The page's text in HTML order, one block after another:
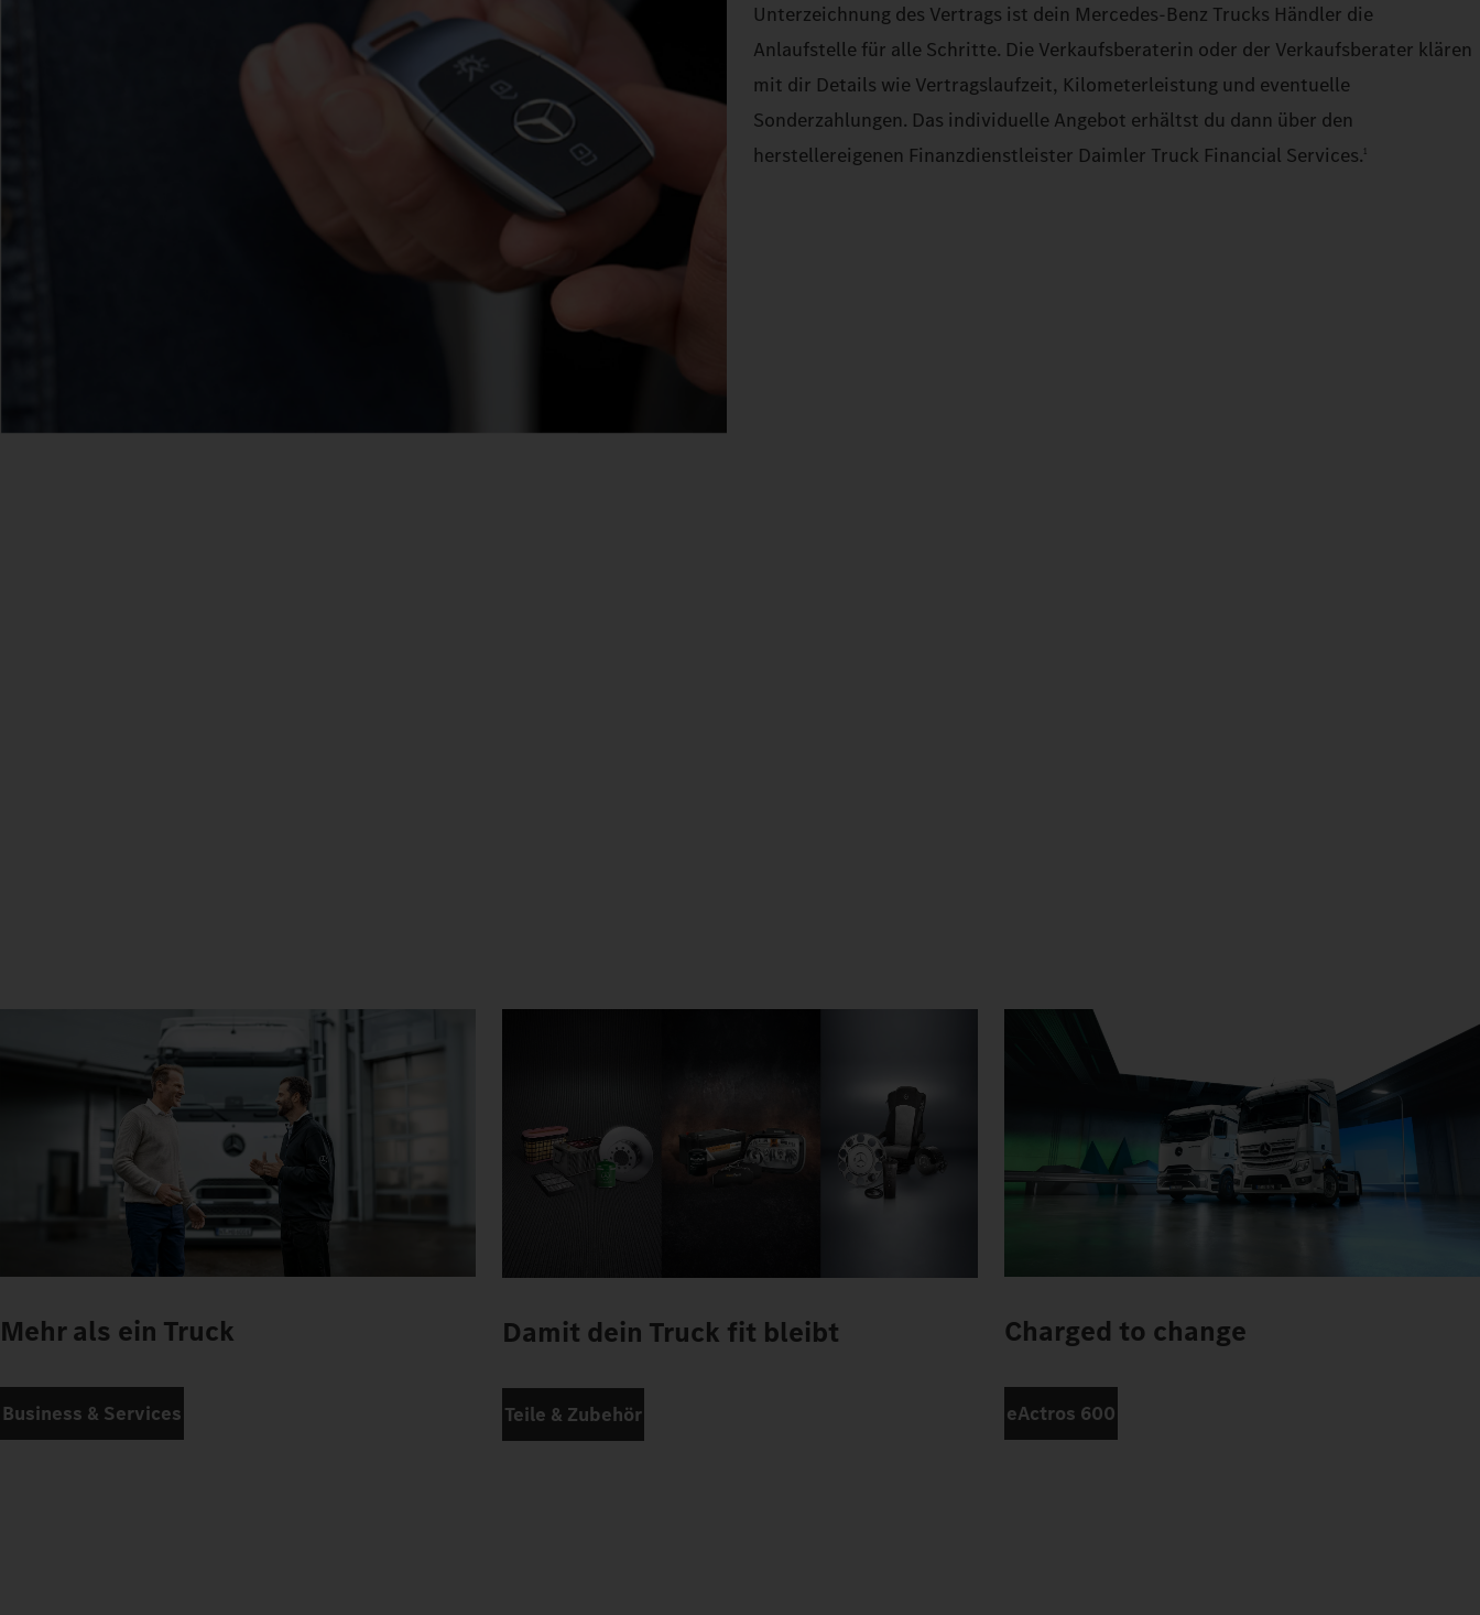
Unterzeichnung des Vertrags ist dein Mercedes‑Benz Trucks Händler die
Anlaufstelle für alle Schritte. Die Verkaufsberaterin oder der Verkaufsberater klären
mit dir Details wie Vertragslaufzeit, Kilometerleistung und eventuelle
Sonderzahlungen. Das individuelle Angebot erhältst du dann über den
herstellereigenen Finanzdienstleister Daimler Truck Financial Services.1
Mehr als ein Truck
Business & Services
Damit dein Truck fit bleibt
Teile & Zubehör
Charged to change
eActros 600